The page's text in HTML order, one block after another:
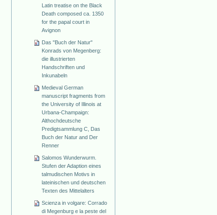
Latin treatise on the Black
Death composed ca. 1350
for the papal court in
Avignon
Das "Buch der Natur"
Konrads von Megenberg:
die illustrierten
Handschriften und
Inkunabeln
Medieval German
manuscript fragments from
the University of Illinois at
Urbana-Champaign:
Althochdeutsche
Predigtsammlung C, Das
Buch der Natur and Der
Renner
Salomos Wunderwurm.
Stufen der Adaption eines
talmudischen Motivs in
lateinischen und deutschen
Texten des Mittelalters
Scienza in volgare: Corrado
di Megenburg e la peste del